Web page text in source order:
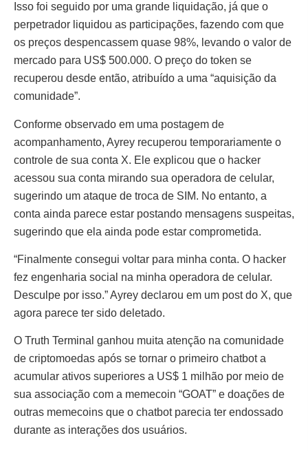
Isso foi seguido por uma grande liquidação, já que o
perpetrador liquidou as participações, fazendo com que
os preços despencassem quase 98%, levando o valor de
mercado para US$ 500.000. O preço do token se
recuperou desde então, atribuído a uma “aquisição da
comunidade”.
Conforme observado em uma postagem de
acompanhamento, Ayrey recuperou temporariamente o
controle de sua conta X. Ele explicou que o hacker
acessou sua conta mirando sua operadora de celular,
sugerindo um ataque de troca de SIM. No entanto, a
conta ainda parece estar postando mensagens suspeitas,
sugerindo que ela ainda pode estar comprometida.
“Finalmente consegui voltar para minha conta. O hacker
fez engenharia social na minha operadora de celular.
Desculpe por isso.” Ayrey declarou em um post do X, que
agora parece ter sido deletado.
O Truth Terminal ganhou muita atenção na comunidade
de criptomoedas após se tornar o primeiro chatbot a
acumular ativos superiores a US$ 1 milhão por meio de
sua associação com a memecoin “GOAT” e doações de
outras memecoins que o chatbot parecia ter endossado
durante as interações dos usuários.